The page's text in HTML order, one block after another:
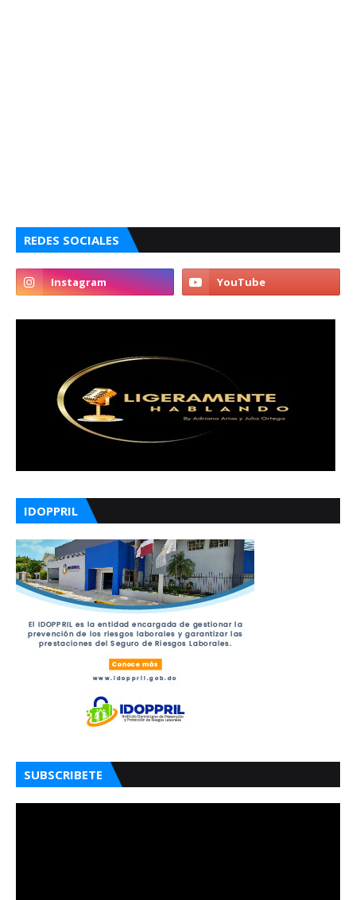
REDES SOCIALES
IDOPPRIL
SUBSCRIBETE